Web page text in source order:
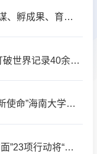
【海口市融媒体中心】融战略、强参谋、孵成果、育人才，海南大学携手海口同心同向筑“创新圈”新高地
【海口市融媒体中心】2项科技成果打破世界记录40余项成果在海口落地转化 海南大学科技支撑力稳步提升
【海口市融媒体中心】“双一流”扛起“新使命”海南大学为科技创新圈建设奠定坚实基础
【海口市融媒体中心】海口：“六大方面”23项行动将“环海南大学科技创新圈”打造成为海南自贸港科技创新亮丽名片